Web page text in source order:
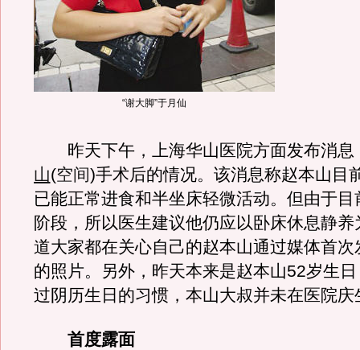
“谢大脚”于月仙
昨天下午，上海华山医院方面发布消息
山(空间)手术后的情况。该消息称赵本山目
已能正常进食和半坐床轻微活动。但由于
阶段，所以医生建议他仍应以卧床休息静
道大家都在关心自己的赵本山通过媒体首次
的照片。另外，昨天本来是赵本山52岁生
过阴历生日的习惯，本山大叔并未在医院庆
首度露面